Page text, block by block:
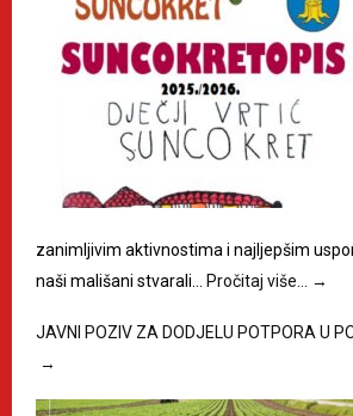
zanimljivim aktivnostima i najljepšim
naši mališani stvarali…
Pročitaj više… →
JAVNI POZIV ZA DODJELU POTPORA U
→